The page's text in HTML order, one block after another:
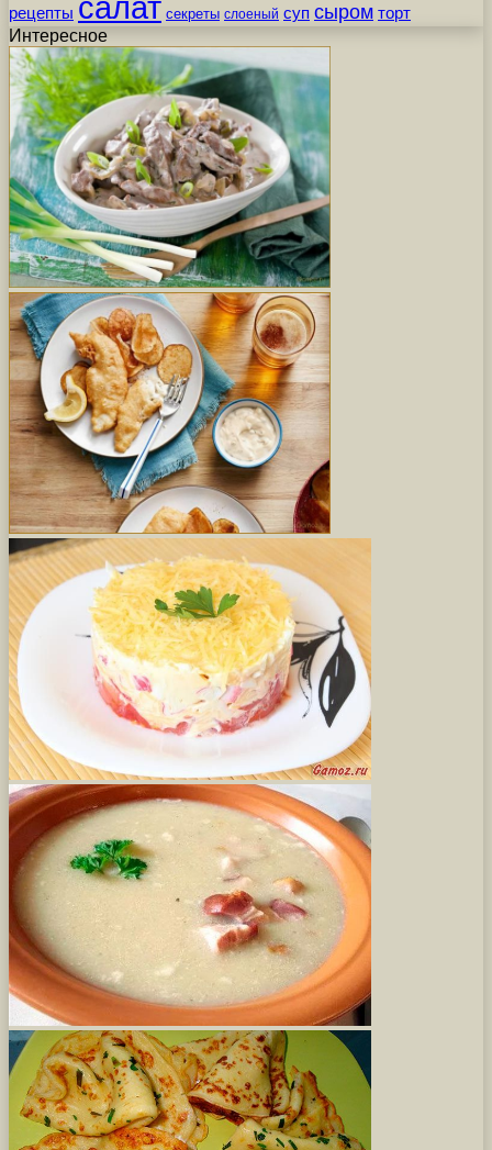
рецепты салат секреты слоеный суп сыром торт
Интересное